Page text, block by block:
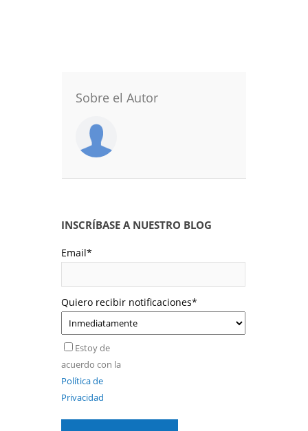
Sobre el Autor
INSCRÍBASE A NUESTRO BLOG
Email*
Quiero recibir notificaciones*
Estoy de
acuerdo con la
Política de
Privacidad